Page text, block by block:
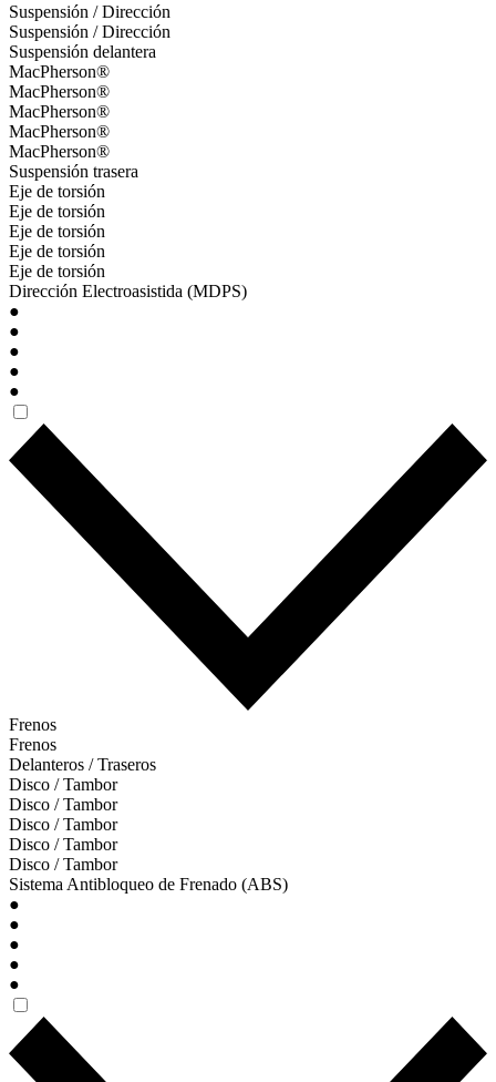
Suspensión / Dirección
Suspensión / Dirección
Suspensión delantera
MacPherson®
MacPherson®
MacPherson®
MacPherson®
MacPherson®
Suspensión trasera
Eje de torsión
Eje de torsión
Eje de torsión
Eje de torsión
Eje de torsión
Dirección Electroasistida (MDPS)
●
●
●
●
●
Frenos
Frenos
Delanteros / Traseros
Disco / Tambor
Disco / Tambor
Disco / Tambor
Disco / Tambor
Disco / Tambor
Sistema Antibloqueo de Frenado (ABS)
●
●
●
●
●